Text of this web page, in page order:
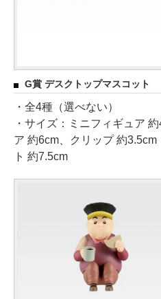
G賞 デスクトップマスコット
・全4種（選べない）
・サイズ：ミニフィギュア
ア 約6cm、クリップ 約
ト 約7.5cm